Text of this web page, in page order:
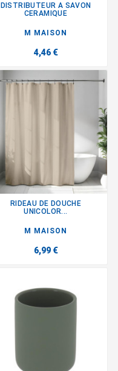
DISTRIBUTEUR A SAVON
CERAMIQUE
M MAISON
4,46 €
RIDEAU DE DOUCHE
UNICOLOR...
M MAISON
6,99 €